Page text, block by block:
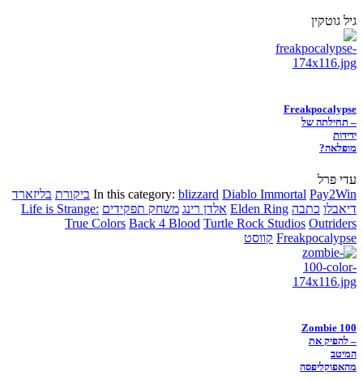
גיל גוטקין
Freakpocalypse
– תחילתה של
ידידות
מופלאה?
עדי פרל
In this category: blizzard Diablo Immortal Pay2Win ביקורת בליזארד
דיאבלו כתבה Elden Ring אלדן רינג משחק תפקידים Life is Strange:
True Colors Back 4 Blood Turtle Rock Studios Outriders
Freakpocalypse קווסט
Zombie 100
– להפיק את
המיטב
מהאפוקליפסה